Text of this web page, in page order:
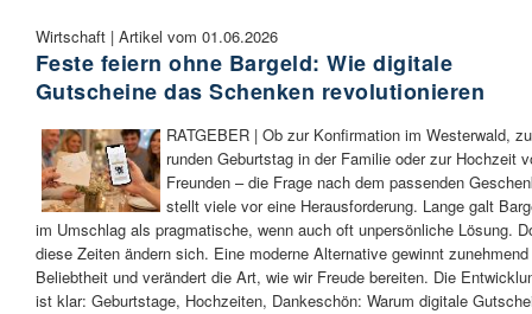
Wirtschaft | Artikel vom 01.06.2026
Feste feiern ohne Bargeld: Wie digitale
Gutscheine das Schenken revolutionieren
RATGEBER | Ob zur Konfirmation im Westerwald,
runden Geburtstag in der Familie oder zur Hochzeit
Freunden – die Frage nach dem passenden
stellt viele vor eine Herausforderung. Lange galt
im Umschlag als pragmatische, wenn auch oft unpersönliche Lösung.
diese Zeiten ändern sich. Eine moderne Alternative gewinnt
Beliebtheit und verändert die Art, wie wir Freude bereiten. Die
ist klar: Geburtstage, Hochzeiten, Dankeschön: Warum digitale